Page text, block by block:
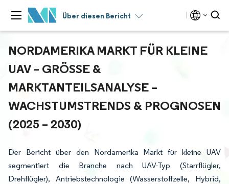
Über diesen Bericht
NORDAMERIKA MARKT FÜR KLEINE
UAV – GRÖSSE & M
ARKTANTEILSANALYSE – W
ACHSTUMSTRENDS & PROGNOSEN (
2025 – 2030)
Der Bericht über den Nordamerika Markt für kleine UAV
segmentiert die Branche nach UAV-Typ (Starrflügler,
Drehflügler), Antriebstechnologie (Wasserstoffzelle, Hybrid,